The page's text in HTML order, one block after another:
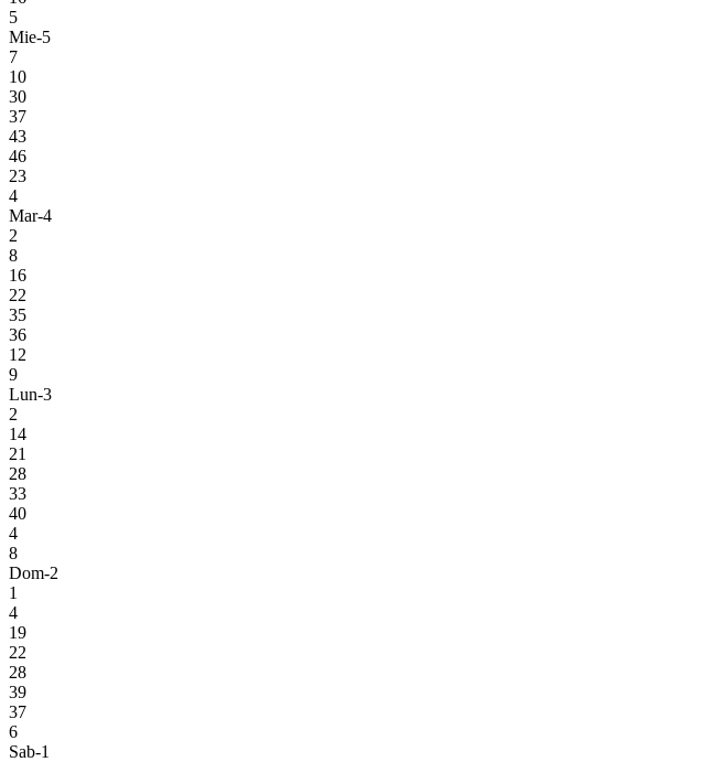
5
Mie-5
7
10
30
37
43
46
23
4
Mar-4
2
8
16
22
35
36
12
9
Lun-3
2
14
21
28
33
40
4
8
Dom-2
1
4
19
22
28
39
37
6
Sab-1